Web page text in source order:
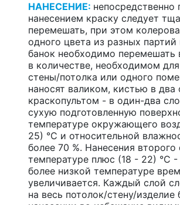
НАНЕСЕНИЕ: непосредственно
нанесением краску следует
перемешать, при этом
одного цвета из разных
банок необходимо перемешать
в количестве, необходимом
стены/потолка или одного
наносят валиком, кистью в два
краскопультом - в один-два
сухую подготовленную
температуре окружающего
25) °С и относительной
более 70 %. Нанесения второго
температуре плюс (18 - 22) °С -
более низкой температуре
увеличивается. Каждый слой
на весь потолок/стену/изделие